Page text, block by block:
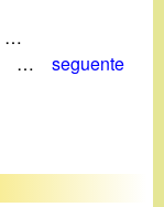
…
…
seguente